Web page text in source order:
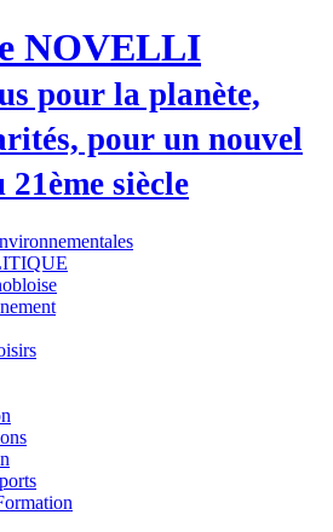
NOVELLI
pour la planète,
pour un nouvel
siècle